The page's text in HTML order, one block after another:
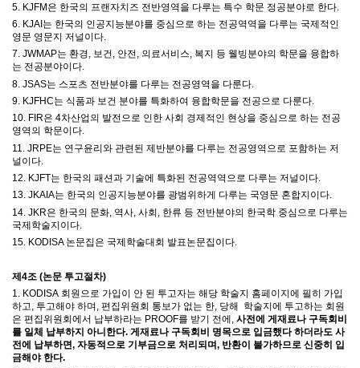
5. KJFM은 한국의 프랜자치즈 전반영역을 다루는 특수 학문 정공분야로 한다.
6. KJAI는 한국의 인공지능분야를 중심으로 하는 전공역역을 다루는 국제적인
영문 영문지 저널이다.
7. JWMAP는 환경, 보건, 안전, 의료서비스, 복지 등 웰빙분야의 학문을 융합하
는 전공분야이다.
8. JSAS는 스포츠 전반분야를 다루는 전공영역을 다룬다.
9. KJFHC는 식품과 보건 분야를 특화하여 융합학문을 전공으로 다룬다.
10. FIR은 4차산업의 발전으로 인한 사회 경제적인 현상을 중심으로 하는 전공
영역의 학문이다.
11. JRPE는 연구윤리와 관련된 제반분야를 다루는 전공영역으로 포함하는 저
널이다.
12. KJFT는 한국의 패션과 기술에 특화된 전공역역으로 다루는 저널이다.
13. JKAIA는 한국의 인공지능분야를 광범위하게 다루는 국영문 혼합지이다.
14. JKR은 한국의 문화, 역사, 사회, 한류 등 전반분야의 한국학 중심으로 다루는
국제학술지이다.
15. KODISA 논문집은 국제학술대회 발표논문집이다.
제4조 (논문 투고절차)
1. KODISA 회원으로 가입이 안 된 투고자는 해당 학술지 홈페이지에 필히 가입
하고, 투고해야 하며 , 편집위원회 통보가 없는 한, 당해
학술지에 투고하는 회원
은 편집위원회에서 납부하라는 PROOF를 받기 전에 , 사전에 게재료나 구독회비
를 일체 납부하지 아니한다. 게재료나 구독회비 명목으로 입금했다 하더라도 사
전에 납부하면, 자동적으로 기부금으로 처리되며, 반환이 불가하므로 신중히 입
금해야 한다.